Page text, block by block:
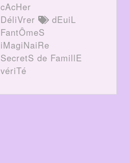
cAcHer
DéliVrer
dEuiL
FantÔmeS
iMagiNaiRe
SecretS de FamillE
vériTé